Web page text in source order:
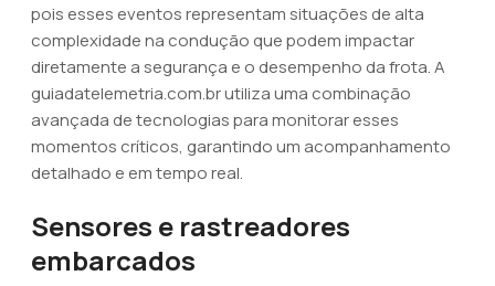
pois esses eventos representam situações de alta
complexidade na condução que podem impactar
diretamente a segurança e o desempenho da frota. A
guiadatelemetria.com.br utiliza uma combinação
avançada de tecnologias para monitorar esses
momentos críticos, garantindo um acompanhamento
detalhado e em tempo real.
Sensores e rastreadores
embarcados